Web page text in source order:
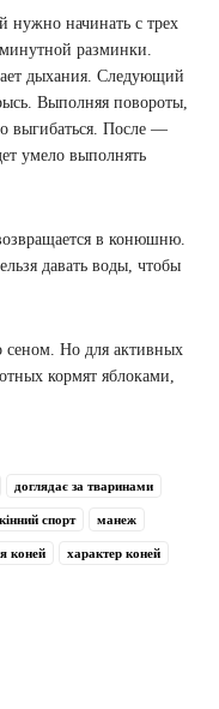
начинать с трех
разминки.
дыхания. Следующий
Выполняя повороты,
выгибаться. После —
умело выполнять
в конюшню.
давать воды, чтобы
сеном. Но для активных
кормят яблоками,
доглядає за тваринами
кінний спорт манеж
коней характер коней